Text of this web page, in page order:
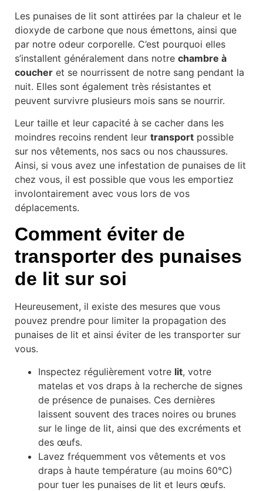
Les punaises de lit sont attirées par la chaleur et le
dioxyde de carbone que nous émettons, ainsi que
par notre odeur corporelle. C’est pourquoi elles
s’installent généralement dans notre chambre à
coucher et se nourrissent de notre sang pendant la
nuit. Elles sont également très résistantes et
peuvent survivre plusieurs mois sans se nourrir.
Leur taille et leur capacité à se cacher dans les
moindres recoins rendent leur transport possible
sur nos vêtements, nos sacs ou nos chaussures.
Ainsi, si vous avez une infestation de punaises de lit
chez vous, il est possible que vous les emportiez
involontairement avec vous lors de vos
déplacements.
Comment éviter de
transporter des punaises
de lit sur soi
Heureusement, il existe des mesures que vous
pouvez prendre pour limiter la propagation des
punaises de lit et ainsi éviter de les transporter sur
vous.
Inspectez régulièrement votre lit, votre
matelas et vos draps à la recherche de signes
de présence de punaises. Ces dernières
laissent souvent des traces noires ou brunes
sur le linge de lit, ainsi que des excréments et
des œufs.
Lavez fréquemment vos vêtements et vos
draps à haute température (au moins 60°C)
pour tuer les punaises de lit et leurs œufs.